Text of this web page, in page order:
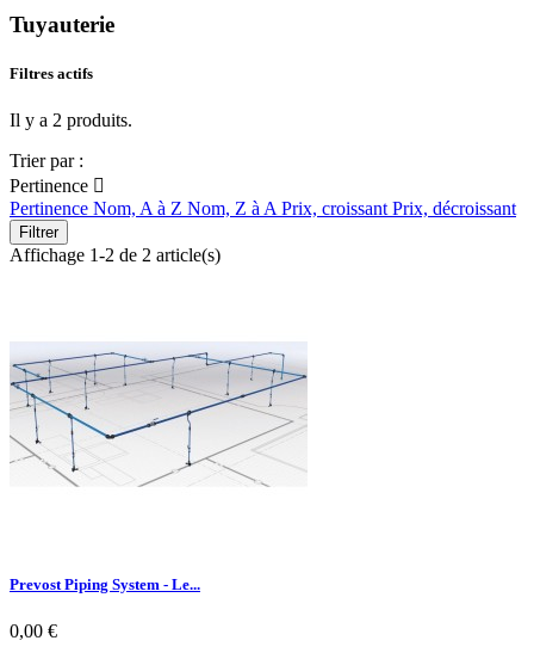
Tuyauterie
Filtres actifs
Il y a 2 produits.
Trier par :
Pertinence 
Pertinence Nom, A à Z Nom, Z à A Prix, croissant Prix, décroissant
Filtrer
Affichage 1-2 de 2 article(s)
Prevost Piping System - Le...
0,00 €